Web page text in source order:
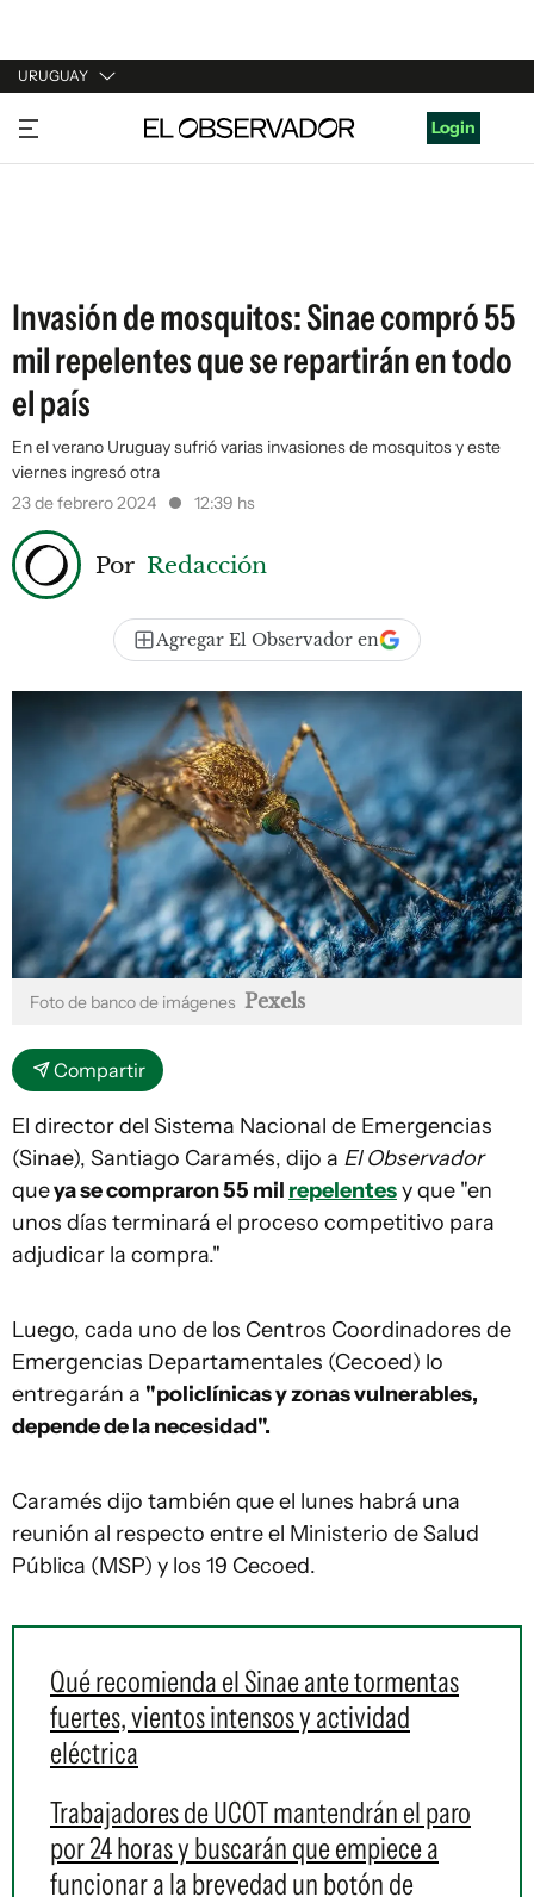
URUGUAY
URUGUAY
ARGENTINA
Login
Invasión de mosquitos: Sinae compró 55
mil repelentes que se repartirán en todo
el país
En el verano Uruguay sufrió varias invasiones de mosquitos y este
viernes ingresó otra
23 de febrero 2024
12:39 hs
Por Redacción
Agregar El Observador en
Foto de banco de imágenes Pexels
Compartir
El director del Sistema Nacional de Emergencias
(Sinae), Santiago Caramés, dijo a El Observador
queya se compraron 55 mil repelentesy que "en
unos días terminará el proceso competitivo para
adjudicar la compra."
Luego, cada uno de los Centros Coordinadores de
Emergencias Departamentales (Cecoed) lo
entregarán a "policlínicas y zonas vulnerables,
depende de la necesidad".
Caramés dijo también que el lunes habrá una
reunión al respecto entre el Ministerio de Salud
Pública (MSP) y los 19 Cecoed.
Qué recomienda el Sinae ante tormentas
fuertes, vientos intensos y actividad
eléctrica
Trabajadores de UCOT mantendrán el paro
por 24 horas y buscarán que empiece a
funcionar a la brevedad un botón de